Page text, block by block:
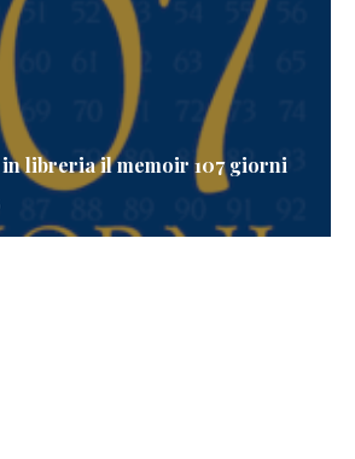
libreria il memoir 107 giorni